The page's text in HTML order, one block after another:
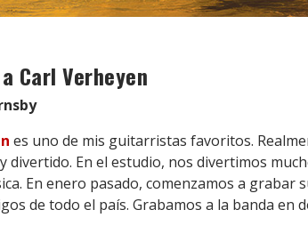
Carl Verheyen
es uno de mis guitarristas favoritos.
divertido. En el estudio, nos divertimos
En enero pasado, comenzamos a grabar
de todo el país. Grabamos a la banda en